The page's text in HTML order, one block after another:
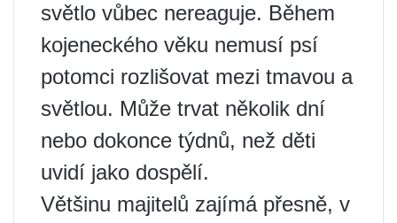
světlo vůbec nereaguje. Během
kojeneckého věku nemusí psí
potomci rozlišovat mezi tmavou a
světlou. Může trvat několik dní
nebo dokonce týdnů, než děti
uvidí jako dospělí.
Většinu majitelů zajímá přesně, v